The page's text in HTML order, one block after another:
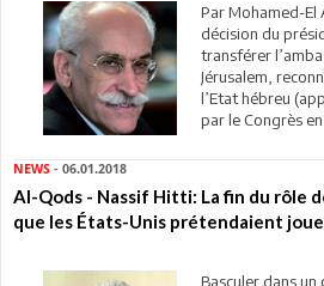
Par Mohamed-El
décision du
transférer
Jérusalem,
l’Etat hébreu
par le Congrès en
NEWS - 06.01.2018
Al-Qods - Nassif Hitti: La fin du rôle
que les États-Unis prétendaient
Basculer dans